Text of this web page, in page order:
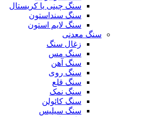
سنگ چینی یا کریستال
سنگ سنداستون
سنگ لایم استون
سنگ معدنی
زغال سنگ
سنگ مس
سنگ آهن
سنگ روی
سنگ قلع
سنگ نمک
سنگ کائولن
سنگ سیلیس